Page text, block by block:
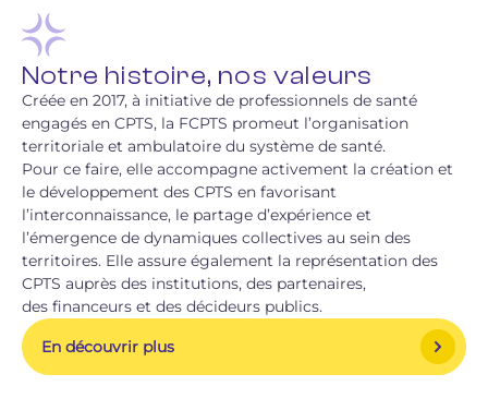
Notre histoire, nos valeurs
Créée en 2017, à initiative de professionnels de santé
engagés en CPTS, la FCPTS promeut l’organisation
territoriale et ambulatoire du système de santé.
Pour ce faire, elle accompagne activement la création et
le développement des CPTS en favorisant
l’interconnaissance, le partage d’expérience et
l’émergence de dynamiques collectives au sein des
territoires. Elle assure également la représentation des
CPTS auprès des institutions, des partenaires,
des financeurs et des décideurs publics.
En découvrir plus